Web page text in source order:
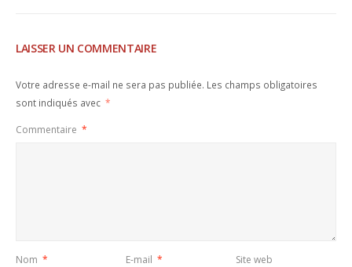
LAISSER UN COMMENTAIRE
Votre adresse e-mail ne sera pas publiée. Les champs obligatoires
sont indiqués avec *
Commentaire *
Nom * E-mail * Site web